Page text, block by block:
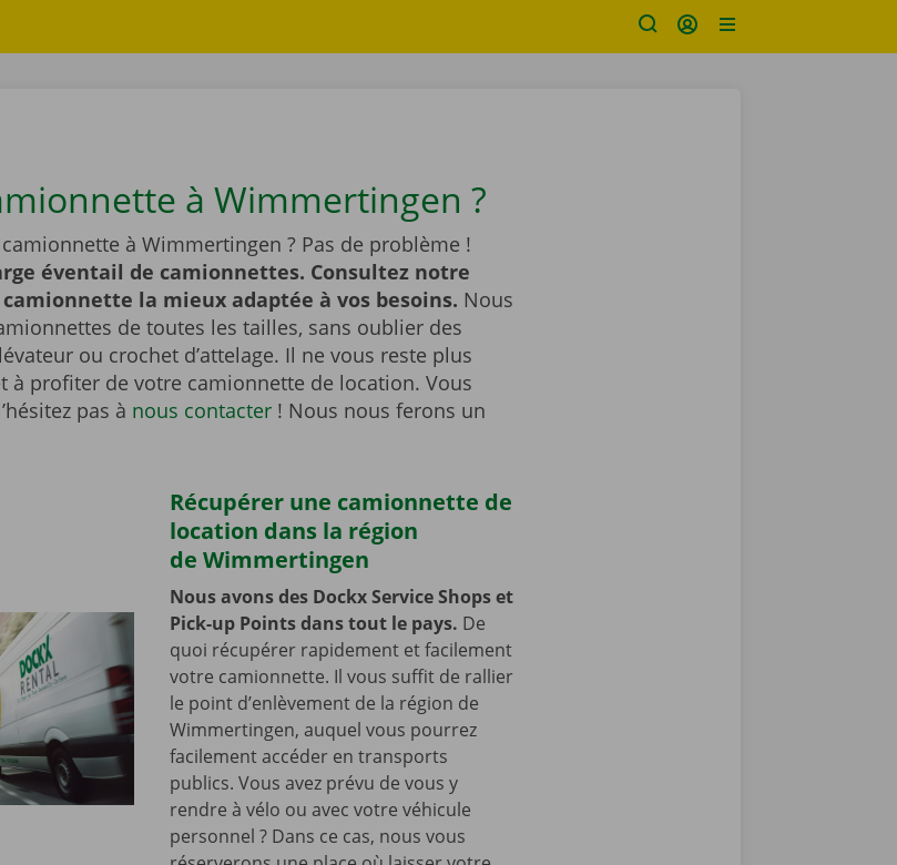
à Wimmertingen ?
à Wimmertingen ? Pas de problème !
éventail de camionnettes. Consultez notre
la mieux adaptée à vos besoins. Nous
de toutes les tailles, sans oublier des
ou crochet d’attelage. Il ne vous reste plus
à profiter de votre camionnette de location. Vous
pas à nous contacter! Nous nous ferons un
Récupérer une camionnette de
location dans la région
de Wimmertingen
Nous avons des Dockx Service Shops et
Pick-up Points dans tout le pays. De
quoi récupérer rapidement et facilement
votre camionnette. Il vous suffit de rallier
le point d’enlèvement de la région de
Wimmertingen, auquel vous pourrez
facilement accéder en transports
publics. Vous avez prévu de vous y
rendre à vélo ou avec votre véhicule
personnel ? Dans ce cas, nous vous